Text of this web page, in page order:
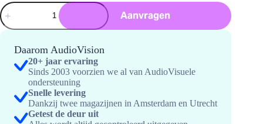
Podiumdeel
1x1
meter
-
Stagedex
hoeveelheid
Aanvragen
Daarom AudioVision
20+ jaar ervaring
Sinds 2003 voorzien we al van AudioVisuele
ondersteuning
Snelle levering
Dankzij twee magazijnen in Amsterdam en Utrecht
Getest de deur uit